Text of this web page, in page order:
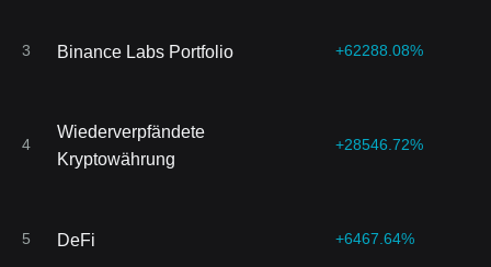
3 Binance Labs Portfolio +62288.08%
4
Wiederverpfändete
Kryptowährung
+28546.72%
5 DeFi +6467.64%